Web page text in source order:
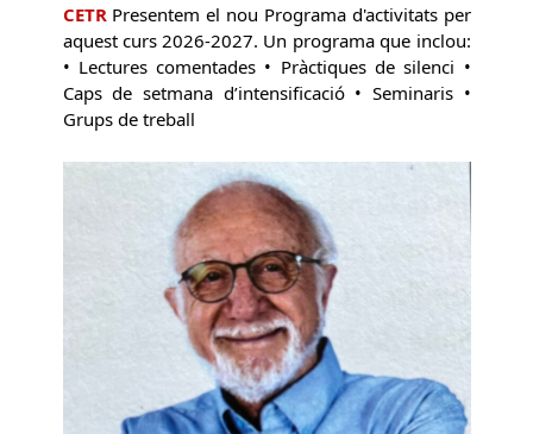
CETR Presentem el nou Programa d'activitats per
aquest curs 2026-2027. Un programa que inclou:
• Lectures comentades • Pràctiques de silenci •
Caps de setmana d’intensificació • Seminaris •
Grups de treball